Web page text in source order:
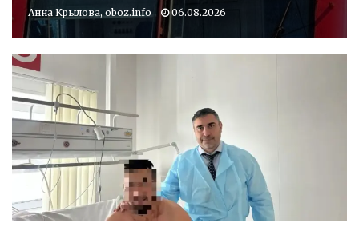
Анна Крылова, oboz.info 06.08.2026